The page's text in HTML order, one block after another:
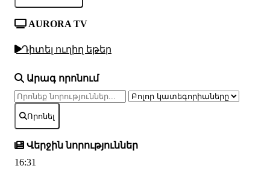
AURORA TV
Դիտել ուղիղ եթեր
Արագ որոնում
Որոնել
Վերջին նորություններ
16:31